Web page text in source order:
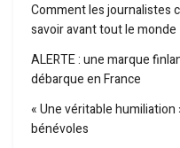
Comment les journalistes
savoir avant tout le monde
ALERTE : une marque
débarque en France
« Une véritable humiliation
bénévoles